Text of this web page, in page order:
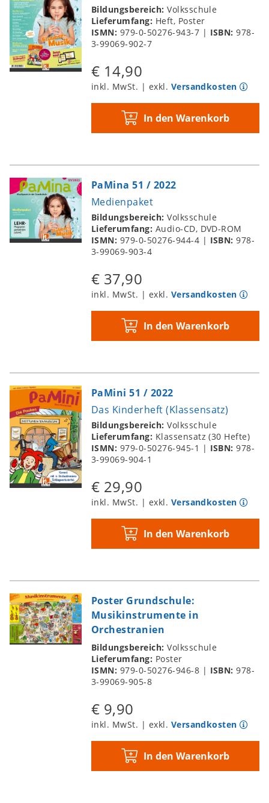
Bildungsbereich:Volksschule
Lieferumfang: Heft, Poster
ISMN: 979-0-50276-943-7 | ISBN:978-
3-99069-902-7
€ 14,90
inkl. MwSt. | exkl. Versandkosten
In den Warenkorb
PaMina 51 / 2022
Medienpaket
Bildungsbereich:Volksschule
Lieferumfang: Audio-CD, DVD-ROM
ISMN: 979-0-50276-944-4 | ISBN:978-
3-99069-903-4
€ 37,90
inkl. MwSt. | exkl. Versandkosten
In den Warenkorb
PaMini 51 / 2022
Das Kinderheft (Klassensatz)
Bildungsbereich:Volksschule
Lieferumfang: Klassensatz (30 Hefte)
ISMN: 979-0-50276-945-1 | ISBN:978-
3-99069-904-1
€ 29,90
inkl. MwSt. | exkl. Versandkosten
In den Warenkorb
Poster Grundschule:
Musikinstrumente in
Orchestranien
Bildungsbereich:Volksschule
Lieferumfang: Poster
ISMN: 979-0-50276-946-8 | ISBN:978-
3-99069-905-8
€ 9,90
inkl. MwSt. | exkl. Versandkosten
In den Warenkorb